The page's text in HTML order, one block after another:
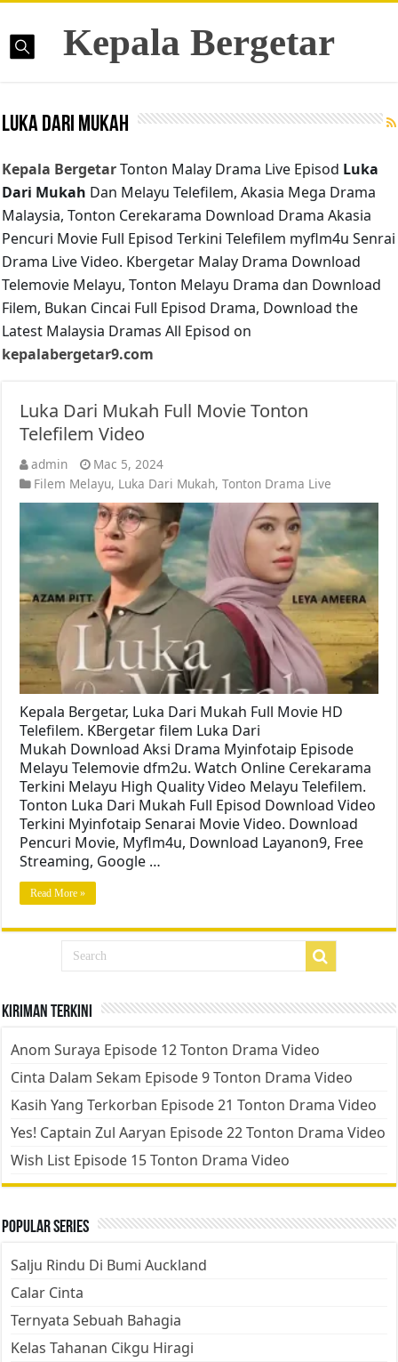
Kepala Bergetar
Luka Dari Mukah
Kepala BergetarTonton Malay Drama Live Episod Luka
Dari Mukah Dan Melayu Telefilem, Akasia Mega Drama
Malaysia, Tonton Cerekarama Download Drama Akasia
Pencuri Movie Full Episod Terkini Telefilem myflm4u Senrai
Drama Live Video. Kbergetar Malay Drama Download
Telemovie Melayu, Tonton Melayu Drama dan Download
Filem, Bukan Cincai Full Episod Drama, Download the
Latest Malaysia Dramas All Episod on
kepalabergetar9.com
Luka Dari Mukah Full Movie Tonton
Telefilem Video
admin
Mac 5, 2024
Filem Melayu, Luka Dari Mukah,Tonton Drama Live
Kepala Bergetar, Luka Dari Mukah Full Movie HD
Telefilem. KBergetar filem Luka Dari
Mukah Download Aksi Drama Myinfotaip Episode
Melayu Telemovie dfm2u. Watch Online Cerekarama
Terkini Melayu High Quality Video Melayu Telefilem.
Tonton Luka Dari Mukah Full Episod Download Video
Terkini Myinfotaip Senarai Movie Video. Download
Pencuri Movie, Myflm4u, Download Layanon9, Free
Streaming, Google …
Read More »
Kiriman Terkini
Anom Suraya Episode 12 Tonton Drama Video
Cinta Dalam Sekam Episode 9 Tonton Drama Video
Kasih Yang Terkorban Episode 21 Tonton Drama Video
Yes! Captain Zul Aaryan Episode 22 Tonton Drama Video
Wish List Episode 15 Tonton Drama Video
Popular Series
Salju Rindu Di Bumi Auckland
Calar Cinta
Ternyata Sebuah Bahagia
Kelas Tahanan Cikgu Hiragi